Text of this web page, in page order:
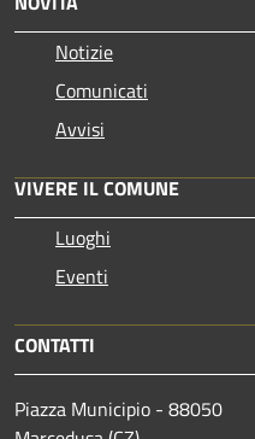
Notizie
Comunicati
Avvisi
VIVERE IL COMUNE
Luoghi
Eventi
CONTATTI
Piazza Municipio - 88050